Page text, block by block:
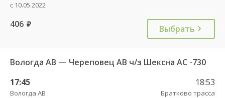
с 10.05.2022
406 руб. Выбрать
Вологда АВ — Череповец АВ ч/з Шексна АC -730
17:45
Вологда АВ
18:53
Братково трасса